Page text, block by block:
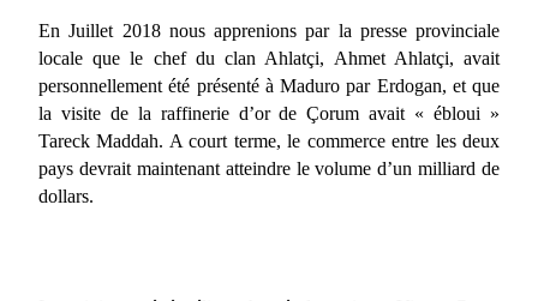
En Juillet 2018 nous apprenions par la presse provinciale
locale que le chef du clan Ahlatçi, Ahmet Ahlatçi, avait
personnellement été présenté à Maduro par Erdogan, et que
la visite de la raffinerie d’or de Çorum avait « ébloui »
Tareck Maddah. A court terme, le commerce entre les deux
pays devrait maintenant atteindre le volume d’un milliard de
dollars.